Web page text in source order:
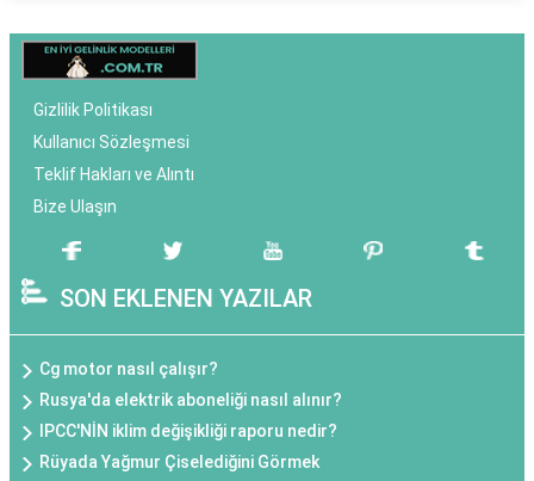
Gizlilik Politikası
Kullanıcı Sözleşmesi
Teklif Hakları ve Alıntı
Bize Ulaşın
SON EKLENEN YAZILAR
Cg motor nasıl çalışır?
Rusya'da elektrik aboneliği nasıl alınır?
IPCC'NİN iklim değişikliği raporu nedir?
Rüyada Yağmur Çiselediğini Görmek